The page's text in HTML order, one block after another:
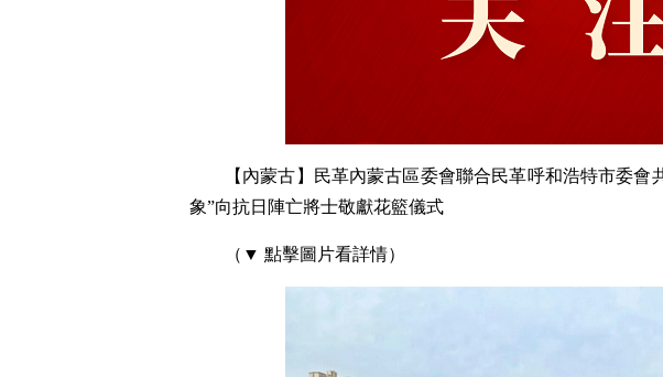
【內蒙古】民革內蒙古區委會聯合民革呼和浩特市委
象”向抗日陣亡將士敬獻花籃儀式
（▼ 點擊圖片看詳情）